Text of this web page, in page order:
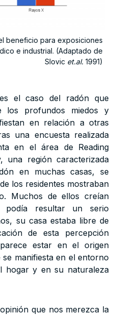
beneficio para exposiciones
e industrial. (Adaptado de
Slovic et.al. 1991)
el caso del radón que
los profundos miedos y
en relación a otras
una encuesta realizada
en el área de Reading
una región caracterizada
en muchas casas, se
los residentes mostraban
Muchos de ellos creían
resultar un serio
su casa estaba libre de
de esta percepción
estar en el origen
manifiesta en el entorno
hogar y en su naturaleza
que nos merezca la